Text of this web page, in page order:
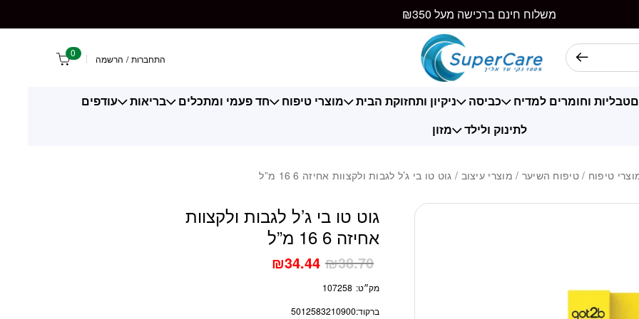
משלוח חינם ברכישה מעל ₪350
התחברות / הרשמה 0
טבליות וחומרים למדיח כביסה ניקיון ותחזוקת הבית מוצרי טיפוח חד פעמי ומתכלים בריאות
עודפים
לתינוק ולילד
מזון
טיפוח /טיפוח השיער / מוצרי עיצוב / גוט טו בי ג’ל לגבות ולקצוות אחיזה 6 16 מ”ל
גוט טו בי ג’ל לגבות ולקצוות
אחיזה 6 16 מ”ל
₪38.70
₪34.44
מק״ט: 107258
ברקוד:5012583210900